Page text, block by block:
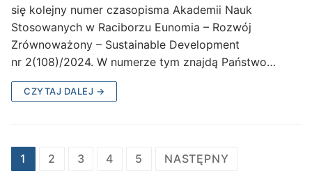
się kolejny numer czasopisma Akademii Nauk
Stosowanych w Raciborzu Eunomia – Rozwój
Zrównoważony – Sustainable Development
nr 2(108)/2024. W numerze tym znajdą Państwo…
CZYTAJ DALEJ →
Stronicowanie
1 2 3 4 5 NASTĘPNY